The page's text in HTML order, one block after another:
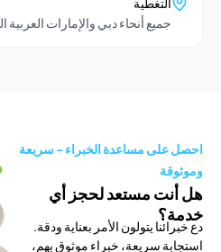
أنحاء دبي والإمارات العربية المتحدة
مساعدة الخبراء - سريعة
مستعد لحجز أي
يتولون الأمر بعناية ودقة.
سريعة، خبراء موثوق بهم،